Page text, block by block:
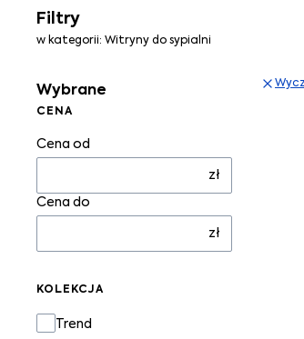
Filtry
w kategorii: Witryny do sypialni
Wybrane
CENA
Cena od
zł
Cena do
zł
KOLEKCJA
Kolekcja
Trend